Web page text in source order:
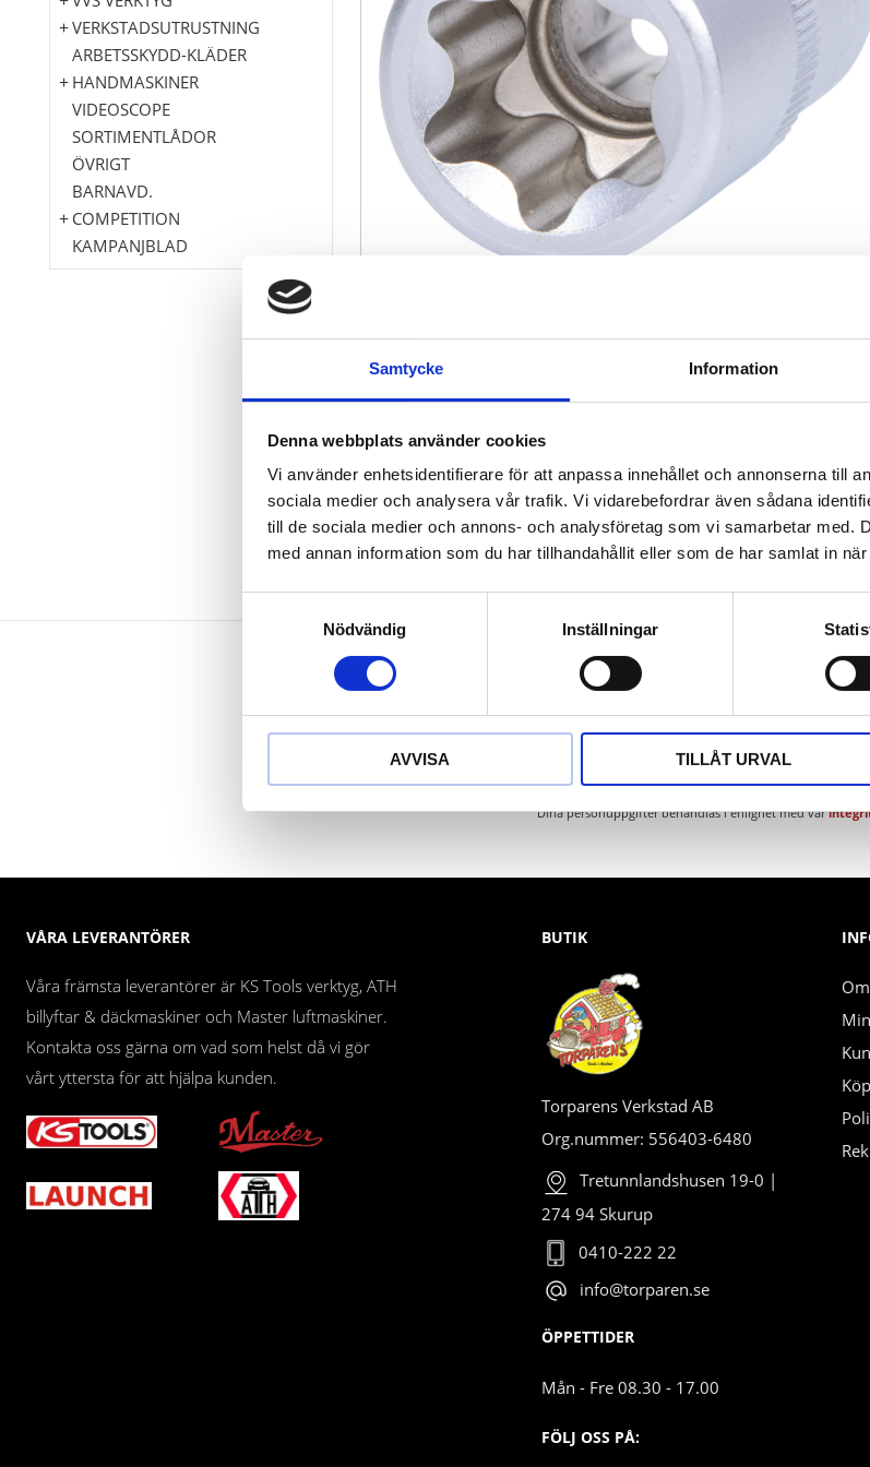
Samtycke Information
Denna webbplats använder cookies
Vi använder enhetsidentifierare för att anpassa innehållet och annonserna till
sociala medier och analysera vår trafik. Vi vidarebefordrar även sådana
till de sociala medier och annons- och analysföretag som vi samarbetar med.
med annan information som du har tillhandahållit eller som de har samlat in
Nödvändig
Inställningar
AVVISA TILLÅT URVAL
Torx-E
Matt satinerat
Krom vanadium
VERKSTADSUTRUSTNING
ARBETSSKYDD-KLÄDER
HANDMASKINER
VIDEOSCOPE
SORTIMENTLÅDOR
ÖVRIGT
BARNAVD.
COMPETITION
KAMPANJBLAD
Dina personuppgifter behandlas i enlighet med vår
VÅRA LEVERANTÖRER
Våra främsta leverantörer är KS Tools verktyg, ATH
billyftar & däckmaskiner och Master luftmaskiner.
Kontakta oss gärna om vad som helst då vi gör
vårt yttersta för att hjälpa kunden.
BUTIK
Torparens Verkstad AB
Org.nummer: 556403-6480
Tretunnlandshusen 19-0 |
274 94 Skurup
0410-222 22
info@torparen.se
ÖPPETTIDER
Mån - Fre 08.30 - 17.00
FÖLJ OSS PÅ: